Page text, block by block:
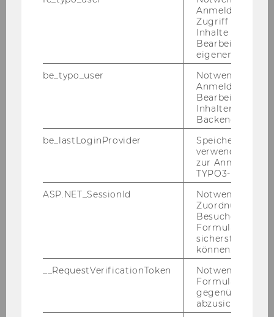
Elisabeth Renner
Marie-Christin Böhler (geb. Inzinger)
Yasemin Canbay
Anmeldung und
Zugriff auf
Inhalte oder zur
Bearbeitung des
eigenen Profils.
be_typo_user
Notwendig für
Anmeldung und
Bearbeitung von
Inhalten im
Backend.
be_lastLoginProvider
Speichert die
verwendete
zur Anmeldung
TYPO3-Backend.
ASP.NET_SessionId
Notwendig, um
Zuordnung von
Besucher zu
sicherstellen zu
können.
__RequestVerificationToken
Notwendig, um
gegenüber
abzusichern.